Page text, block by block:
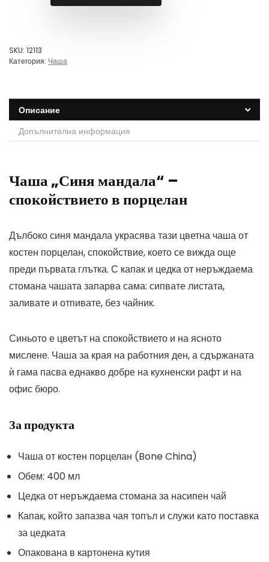
SKU: 12113
Категория: Чаша
Описание
Допълнителна информация
Чаша „Синя мандала“ –
спокойствието в порцелан
Дълбоко синя мандала украсява тази цветна чаша от
костен порцелан, спокойствие, което се вижда още
преди първата глътка. С капак и цедка от неръждаема
стомана чашата запарва сама: сипвате листата,
заливате и отпивате, без чайник.
Синьото е цветът на спокойствието и на ясното
мислене. Чаша за края на работния ден, а сдържаната
ѝ гама пасва еднакво добре на кухненски рафт и на
офис бюро.
За продукта
Чаша от костен порцелан (Bone China)
Обем: 400 мл
Цедка от неръждаема стомана за насипен чай
Капак, който запазва чая топъл и служи като поставка
за цедката
Опакована в картонена кутия